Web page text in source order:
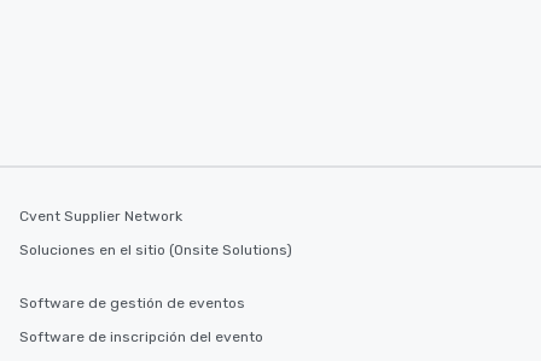
Cvent Supplier Network
Soluciones en el sitio (Onsite Solutions)
Software de gestión de eventos
Software de inscripción del evento